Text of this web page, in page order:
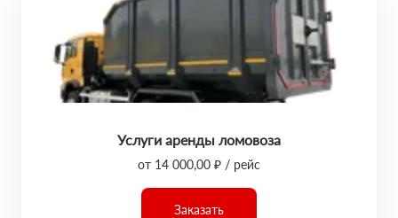
Услуги аренды ломовоза
от 14 000,00 ₽ / рейс
Заказать